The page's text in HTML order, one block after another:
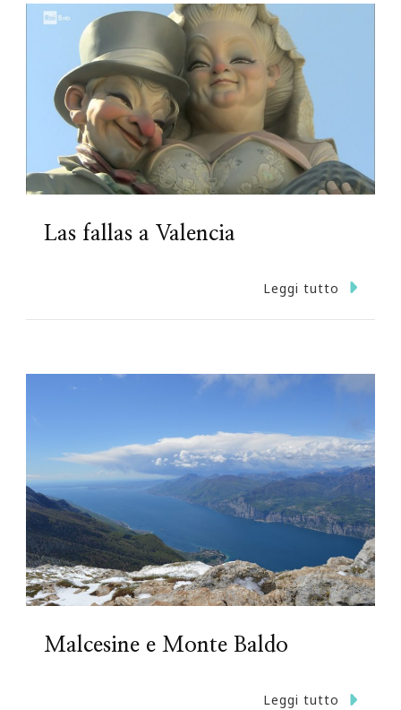
Las fallas a Valencia
Leggi tutto
Malcesine e Monte Baldo
Leggi tutto